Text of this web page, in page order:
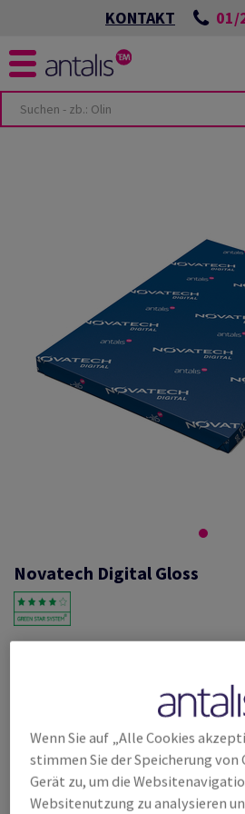
KONTAKT 01/
Novatech Digital Gloss
Novatech, Digital gloss, glänzend,
holzfrei ECF, 115g/m2, 450mm x 320mm,
Bogen/Blatt, FSC Mix Credit
Weitere Produktinformationen
Listenpreis
€ 120,61 20,01% Rabatt
Wenn Sie auf „Alle Cookies
stimmen Sie der Speicherung von
Gerät zu, um die
Websitenutzung zu analysieren